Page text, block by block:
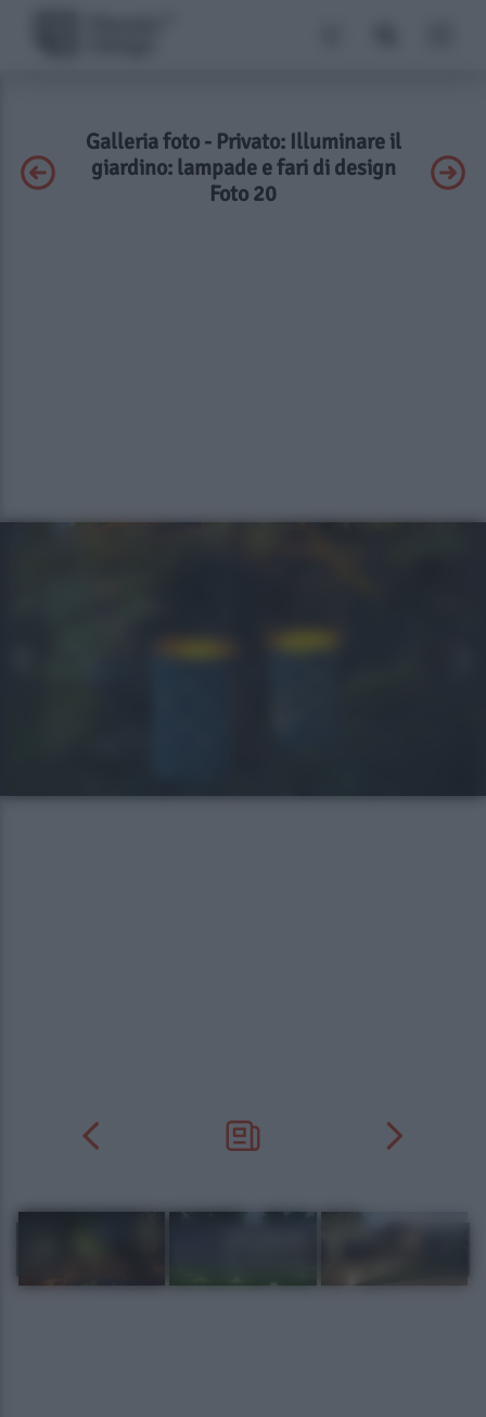
Galleria foto - Privato: Illuminare il
giardino: lampade e fari di design
Foto 20